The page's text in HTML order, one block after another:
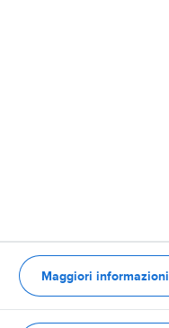
Maggiori informazioni